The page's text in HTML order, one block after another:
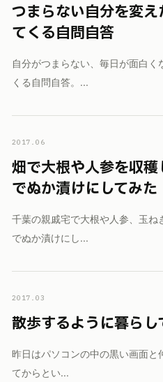
つまらない自分を変えたい時に、僕が戻っ
てくる自問自答
自分がつまらない、毎日が面白
くる自問自答。...
2017.06
畑で大根や人参を収穫して、ぬか床キット
でぬか漬けにしてみた
千葉の親戚宅で大根や人参、玉ね
でぬか漬けにし...
2017.03
散歩するように暮ら
昨日はパソコンの中の黒い画面
てからとい...